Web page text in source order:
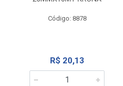
Código: 8878
R$ 20,13